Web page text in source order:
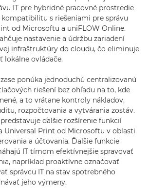
IT pre hybridné pracovné prostredie
s riešeniami pre správu
od Microsoftu a uniFLOW Online.
nastavenie a údržbu zariadení
infraštruktúry do cloudu, čo eliminuje
lokálne ovládače.
ponúka jednoduchú centralizovanú
riešení bez ohľadu na to, kde
a to vrátane kontroly nákladov,
rozpočtovania a vytvárania zostáv.
ďalšie rozšírenie funkcií
Universal Print od Microsoftu v oblasti
a účtovania. Ďalšie funkcie
IT tímom efektívnejšie spravovať
napríklad proaktívne označovať
správcu IT na stav spotrebného
jeho výmeny.